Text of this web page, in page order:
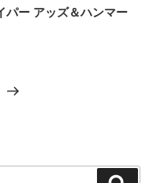
パー アッズ＆ハンマー